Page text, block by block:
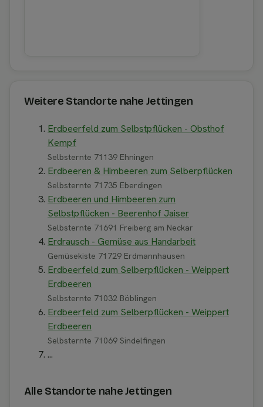
Weitere Standorte nahe Jettingen
Erdbeerfeld zum Selbstpflücken - Obsthof
Kempf
Selbsternte 71139 Ehningen
Erdbeeren & Himbeeren zum Selberpflücken
Selbsternte 71735 Eberdingen
Erdbeeren und Himbeeren zum
Selbstpflücken - Beerenhof Jaiser
Selbsternte 71691 Freiberg am Neckar
Erdrausch - Gemüse aus Handarbeit
Gemüsekiste 71729 Erdmannhausen
Erdbeerfeld zum Selberpflücken - Weippert
Erdbeeren
Selbsternte 71032 Böblingen
Erdbeerfeld zum Selberpflücken - Weippert
Erdbeeren
Selbsternte 71069 Sindelfingen
...
Alle Standorte nahe Jettingen